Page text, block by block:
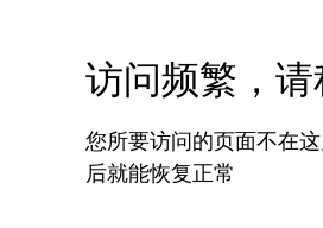
访问频繁，
您所要访问的页面不在
后就能恢复正常